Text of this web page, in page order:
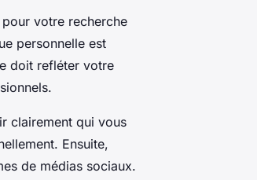
votre recherche
personnelle est
doit refléter votre
clairement qui vous
Ensuite,
de médias sociaux.